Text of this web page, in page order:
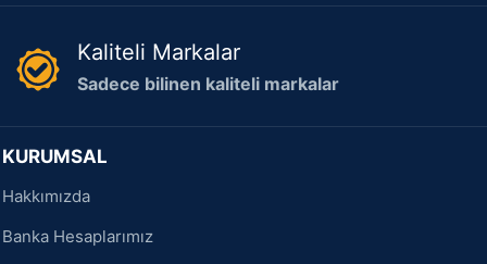
Kaliteli Markalar
Sadece bilinen kaliteli markalar
KURUMSAL
Hakkımızda
Banka Hesaplarımız